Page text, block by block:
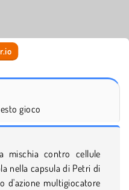
gioco
mischia contro cellule
nella capsula di Petri di
d'azione multigiocatore